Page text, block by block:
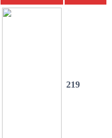
219